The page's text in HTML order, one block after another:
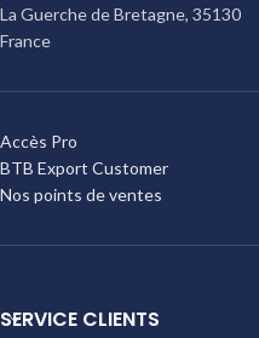
La Guerche de Bretagne, 35130
France
Accès Pro
BTB Export Customer
Nos points de ventes
SERVICE CLIENTS